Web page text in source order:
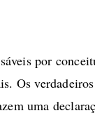
por
Os
uma